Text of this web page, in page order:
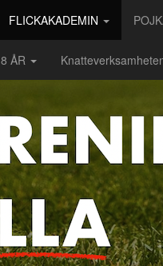
FLICKAKADEMIN
8 ÅR